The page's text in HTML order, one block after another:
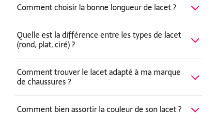
Comment choisir la bonne longueur de lacet ?
Quelle est la différence entre les types de lacet
(rond, plat, ciré) ?
Comment trouver le lacet adapté à ma marque
de chaussures ?
Comment bien assortir la couleur de son lacet ?